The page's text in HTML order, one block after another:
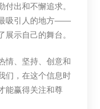
付出和不懈追求。
吸引人的地方——
展示自己的舞台。
情、坚持、创意和
们，在这个信息时
能赢得关注和尊